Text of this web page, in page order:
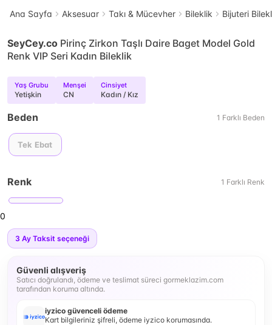
Ana Sayfa Aksesuar Takı & Mücevher Bileklik Bijuteri
SeyCey.co Pirinç Zirkon Taşlı Daire Baget Model Gold
Renk VIP Seri Kadın Bileklik
Yaş Grubu
Yetişkin
Menşei
CN
Cinsiyet
Kadın / Kız
Beden 1 Farklı Beden
Tek Ebat
Renk 1 Farklı Renk
0
3 Ay Taksit seçeneği
Güvenli alışveriş
Satıcı doğrulandı, ödeme ve teslimat süreci gormeklazim.com
tarafından koruma altında.
iyzico güvenceli ödeme
Kart bilgileriniz şifreli, ödeme iyzico korumasında.